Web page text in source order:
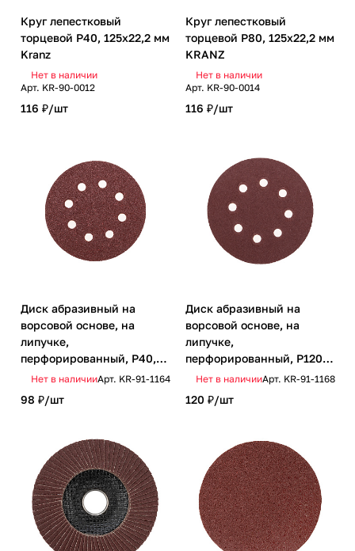
Круг лепестковый
торцевой P40, 125х22,2 мм
Kranz
Нет в наличии
Арт. KR-90-0012
116 ₽/шт
Круг лепестковый
торцевой P80, 125х22,2 мм
KRANZ
Нет в наличии
Арт. KR-90-0014
116 ₽/шт
Диск абразивный на
ворсовой основе, на
липучке,
перфорированный, P40,
125мм, 10 шт. KRANZ
Нет в наличииАрт. KR-91-1164
98 ₽/шт
Диск абразивный на
ворсовой основе, на
липучке,
перфорированный, P120,
125мм, 10 шт. KRANZ
Нет в наличииАрт. KR-91-1168
120 ₽/шт